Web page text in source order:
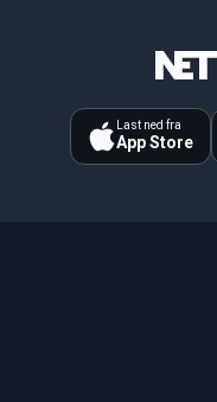
Last ned fra
App Store